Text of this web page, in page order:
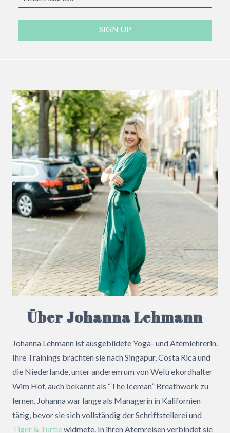
SIGN UP
Über Johanna Lehmann
Johanna Lehmann ist ausgebildete Yoga- und Atemlehrerin.
Ihre Trainings brachten sie nach Singapur, Costa Rica und
die Niederlande, unter anderem um von Weltrekordhalter
Wim Hof, auch bekannt als “The Iceman” Breathwork zu
lernen. Johanna war lange als Managerin in Kalifornien
tätig, bevor sie sich vollständig der Schriftstellerei und
Tiger & Turtlewidmete. In ihren Atemreisen verbindet sie